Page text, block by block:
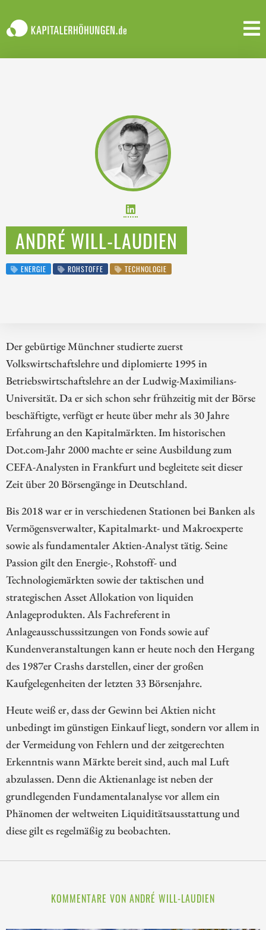
ANDRÉ WILL-LAUDIEN
ENERGIE ROHSTOFFE TECHNOLOGIE
Der gebürtige Münchner studierte zuerst
Volkswirtschaftslehre und diplomierte 1995 in
Betriebswirtschaftslehre an der Ludwig-Maximilians-
Universität. Da er sich schon sehr frühzeitig mit der Börse
beschäftigte, verfügt er heute über mehr als 30 Jahre
Erfahrung an den Kapitalmärkten. Im historischen
Dot.com-Jahr 2000 machte er seine Ausbildung zum
CEFA-Analysten in Frankfurt und begleitete seit dieser
Zeit über 20 Börsengänge in Deutschland.
Bis 2018 war er in verschiedenen Stationen bei Banken als
Vermögensverwalter, Kapitalmarkt- und Makroexperte
sowie als fundamentaler Aktien-Analyst tätig. Seine
Passion gilt den Energie-, Rohstoff- und
Technologiemärkten sowie der taktischen und
strategischen Asset Allokation von liquiden
Anlageprodukten. Als Fachreferent in
Anlageausschusssitzungen von Fonds sowie auf
Kundenveranstaltungen kann er heute noch den Hergang
des 1987er Crashs darstellen, einer der großen
Kaufgelegenheiten der letzten 33 Börsenjahre.
Heute weiß er, dass der Gewinn bei Aktien nicht
unbedingt im günstigen Einkauf liegt, sondern vor allem in
der Vermeidung von Fehlern und der zeitgerechten
Erkenntnis wann Märkte bereit sind, auch mal Luft
abzulassen. Denn die Aktienanlage ist neben der
grundlegenden Fundamentalanalyse vor allem ein
Phänomen der weltweiten Liquiditätsausstattung und
diese gilt es regelmäßig zu beobachten.
KOMMENTARE VON ANDRÉ WILL-LAUDIEN